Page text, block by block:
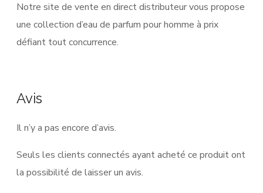
Notre site de vente en direct distributeur vous propose
une collection d’eau de parfum pour homme à prix
défiant tout concurrence.
Avis
Il n’y a pas encore d’avis.
Seuls les clients connectés ayant acheté ce produit ont
la possibilité de laisser un avis.